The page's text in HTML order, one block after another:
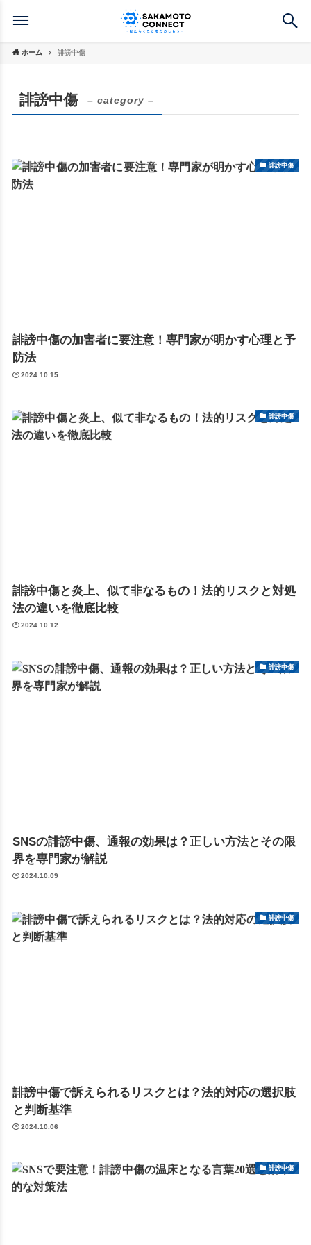
ホーム 誹謗中傷
誹謗中傷 – category –
誹謗中傷
誹謗中傷の加害者に要注意！専門家が明かす心理と予
防法
2024.10.15
誹謗中傷
誹謗中傷と炎上、似て非なるもの！法的リスクと対処
法の違いを徹底比較
2024.10.12
誹謗中傷
SNSの誹謗中傷、通報の効果は？正しい方法とその限
界を専門家が解説
2024.10.09
誹謗中傷
誹謗中傷で訴えられるリスクとは？法的対応の選択肢
と判断基準
2024.10.06
誹謗中傷